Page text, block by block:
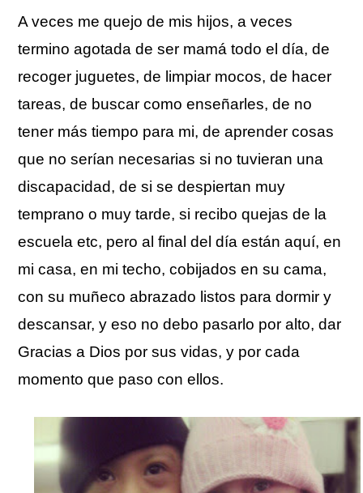
A veces me quejo de mis hijos, a veces
termino agotada de ser mamá todo el día, de
recoger juguetes, de limpiar mocos, de hacer
tareas, de buscar como enseñarles, de no
tener más tiempo para mi, de aprender cosas
que no serían necesarias si no tuvieran una
discapacidad, de si se despiertan muy
temprano o muy tarde, si recibo quejas de la
escuela etc, pero al final del día están aquí, en
mi casa, en mi techo, cobijados en su cama,
con su muñeco abrazado listos para dormir y
descansar, y eso no debo pasarlo por alto, dar
Gracias a Dios por sus vidas, y por cada
momento que paso con ellos.